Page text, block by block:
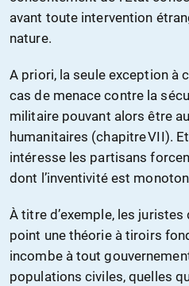
avant toute intervention
nature.
A priori, la seule exception à
cas de menace contre la
militaire pouvant alors être
humanitaires (chapitre VII).
intéresse les partisans
dont l’inventivité est
À titre d’exemple, les juristes
point une théorie à tiroirs
incombe à tout
populations civiles, quelles